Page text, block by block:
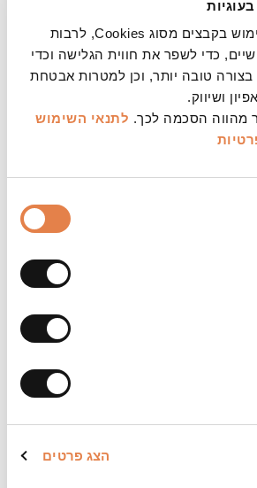
באתר שלנו נעשה שימוש בקבצים מסוג Cookies, לרבות
כדי לשפר את חווית הגלישה וכדי
טובה יותר, וכן למטרות אבטחת
ושיווק.
מהווה הסכמה לכך. לתנאי השימוש
הצג פרטים